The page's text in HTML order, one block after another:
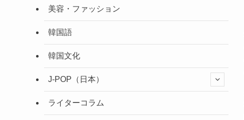
美容・ファッション
韓国語
韓国文化
J-POP（日本）
ライターコラム